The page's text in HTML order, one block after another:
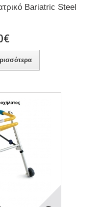
Bariatric Steel